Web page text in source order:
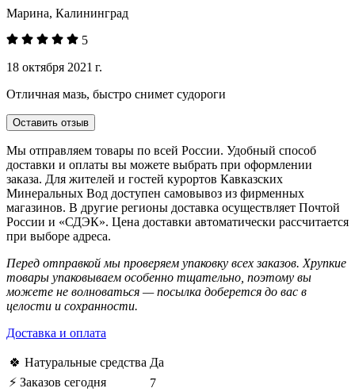
Марина, Калининград
5
18 октября 2021 г.
Отличная мазь, быстро снимет судороги
Оставить отзыв
Мы отправляем товары по всей России. Удобный способ
доставки и оплаты вы можете выбрать при оформлении
заказа. Для жителей и гостей курортов Кавказских
Минеральных Вод доступен самовывоз из фирменных
магазинов. В другие регионы доставка осуществляет Почтой
России и «СДЭК». Цена доставки автоматически рассчитается
при выборе адреса.
Перед отправкой мы проверяем упаковку всех заказов. Хрупкие
товары упаковываем особенно тщательно, поэтому вы
можете не волноваться — посылка доберется до вас в
целости и сохранности.
Доставка и оплата
🍀 Натуральные средства Да
⚡ Заказов сегодня
7